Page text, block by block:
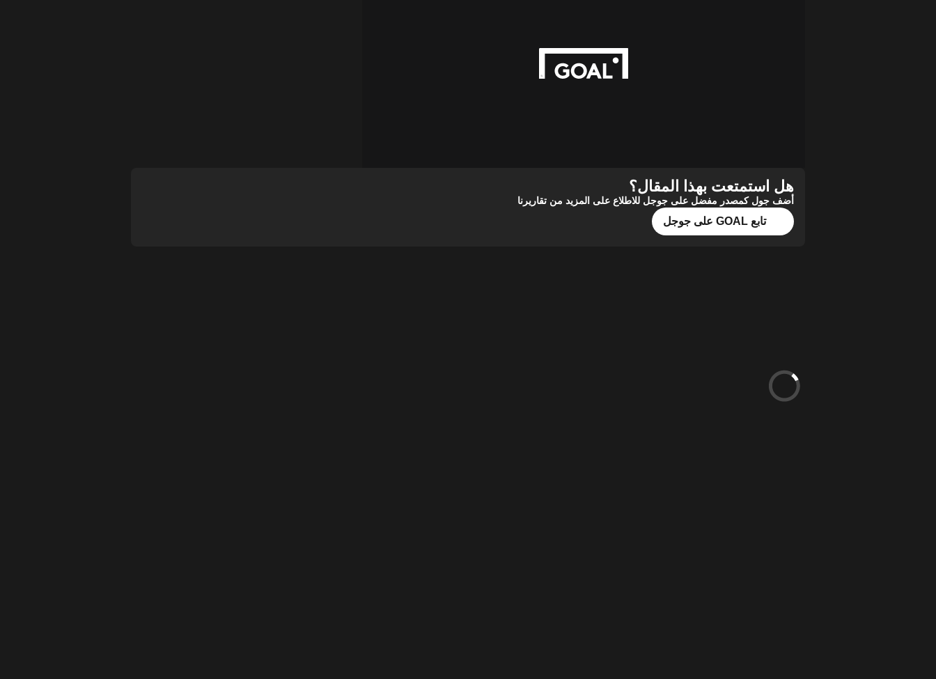
هل استمتعت بهذا المقال؟
أضف جول كمصدر مفضل على جوجل للاطلاع على المزيد من تقاريرنا
تابع GOAL على جوجل